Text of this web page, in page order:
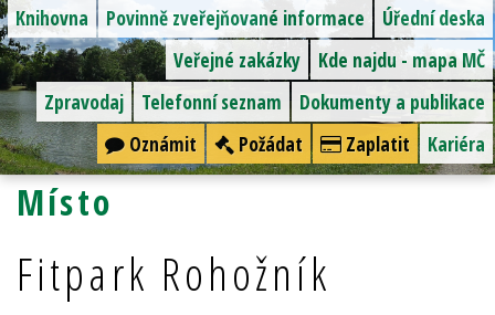
Úřední deska
Povinně zveřejňované informace
Knihovna
Kde najdu - mapa MČ
Veřejné zakázky
Dokumenty a publikace
Telefonní seznam
Zpravodaj
Kariéra
Zaplatit
Požádat
Oznámit
Místo
Fitpark Rohožník